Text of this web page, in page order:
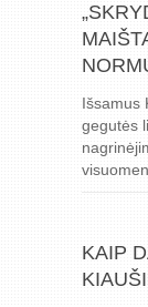
Išsamus
gegutės
KAIP